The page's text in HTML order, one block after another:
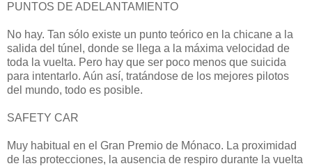
PUNTOS DE ADELANTAMIENTO
No hay. Tan sólo existe un punto teórico en la chicane a la
salida del túnel, donde se llega a la máxima velocidad de
toda la vuelta. Pero hay que ser poco menos que suicida
para intentarlo. Aún así, tratándose de los mejores pilotos
del mundo, todo es posible.
SAFETY CAR
Muy habitual en el Gran Premio de Mónaco. La proximidad
de las protecciones, la ausencia de respiro durante la vuelta